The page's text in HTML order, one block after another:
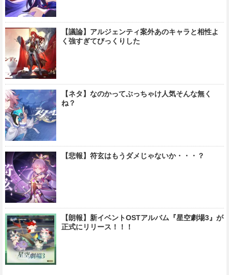
【議論】アルジェンティ案外あのキャラと相性よ
く強すぎてびっくりした
【ネタ】なのかってぶっちゃけ人気そんな無く
ね？
【悲報】符玄はもうダメじゃないか・・・？
【朗報】新イベントOSTアルバム『星空劇場3』が
正式にリリース！！！